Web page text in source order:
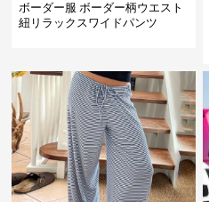
ボーダー服 ボーダー柄ウエスト
紐リラックスワイドパンツ